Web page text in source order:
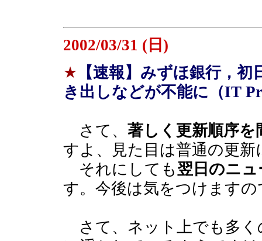
2002/03/31 (日)
★ 【速報】みずほ銀行，
き出しなどが不能に（IT
さて、 著しく更新順序を
すよ、見た目は普通の更
それにしても 翌日のニュ
す。今後は気をつけます
さて、ネット上でも多く